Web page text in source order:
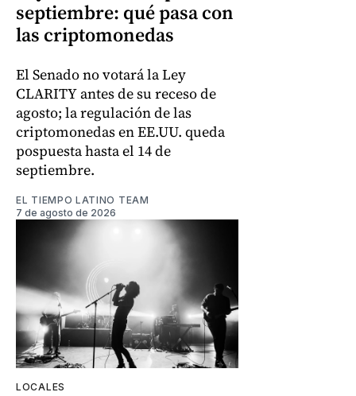
septiembre: qué pasa con
las criptomonedas
El Senado no votará la Ley
CLARITY antes de su receso de
agosto; la regulación de las
criptomonedas en EE.UU. queda
pospuesta hasta el 14 de
septiembre.
EL TIEMPO LATINO TEAM
7 de agosto de 2026
LOCALES